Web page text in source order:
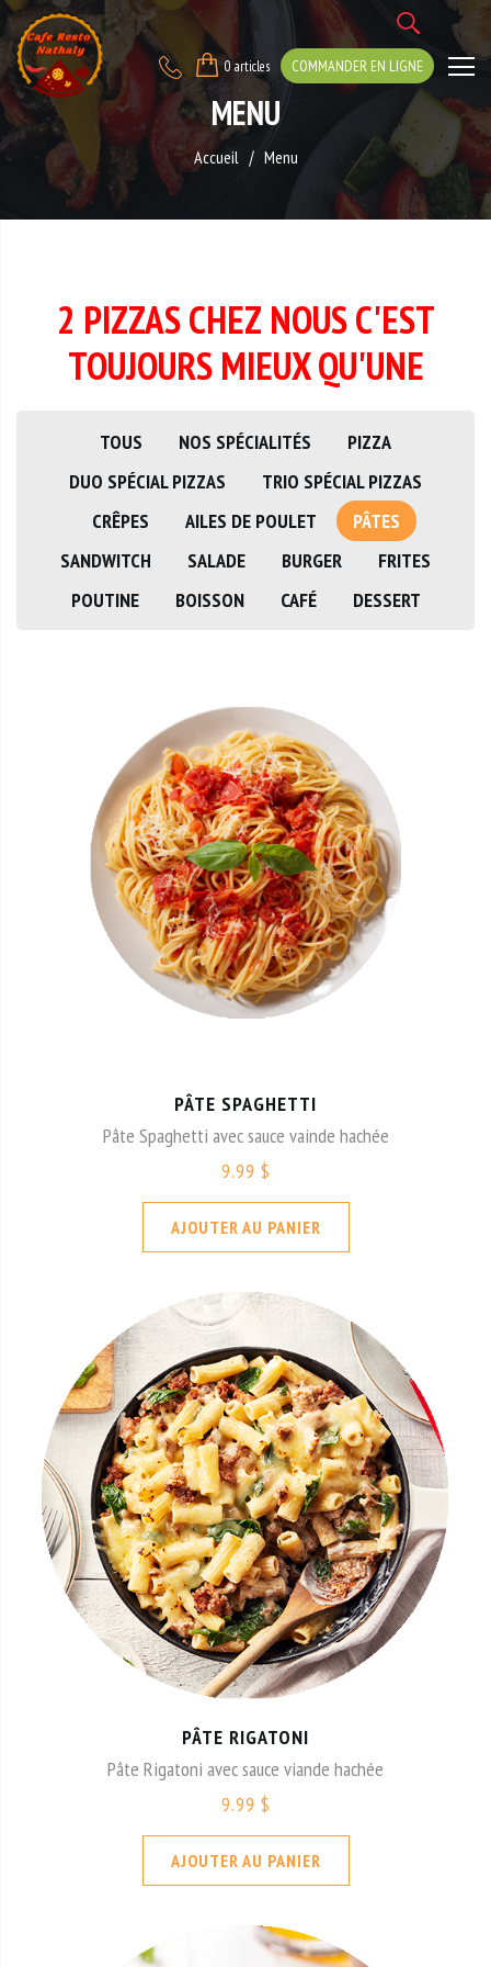
0 articles COMMANDER EN LIGNE
MENU
Accueil Menu
2 PIZZAS CHEZ NOUS C'EST
TOUJOURS MIEUX QU'UNE
TOUS NOS SPÉCIALITÉS
PIZZA
DUO SPÉCIAL PIZZAS
TRIO SPÉCIAL PIZZAS
CRÊPES
AILES DE POULET
PÂTES
SANDWITCH
SALADE BURGER
FRITES
POUTINE
BOISSON CAFÉ DESSERT
PÂTE SPAGHETTI
Pâte Spaghetti avec sauce vainde hachée
9.99 $
AJOUTER AU PANIER
PÂTE RIGATONI
Pâte Rigatoni avec sauce viande hachée
9.99 $
AJOUTER AU PANIER